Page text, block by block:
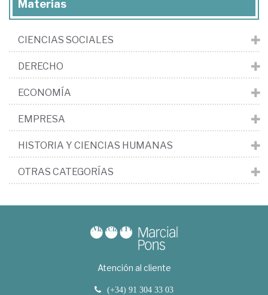
Materias
CIENCIAS SOCIALES
DERECHO
ECONOMÍA
EMPRESA
HISTORIA Y CIENCIAS HUMANAS
OTRAS CATEGORÍAS
Atención al cliente
(+34) 91 304 33 03